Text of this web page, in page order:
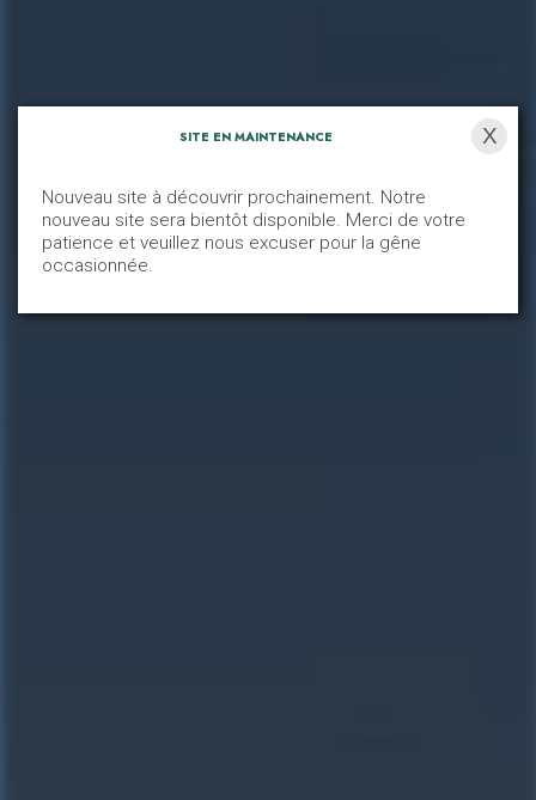
Mentions légales
SITE EN MAINTENANCE X
Nouveau site à découvrir prochainement. Notre
nouveau site sera bientôt disponible. Merci de votre
patience et veuillez nous excuser pour la gêne
occasionnée.